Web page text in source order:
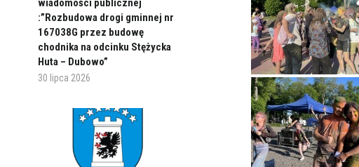
wiadomości publicznej
:”Rozbudowa drogi gminnej nr
167038G przez budowę
chodnika na odcinku Stężycka
Huta – Dubowo”
30 lipca 2026